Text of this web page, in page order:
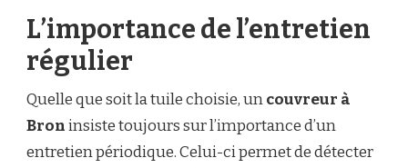
L’importance de l’entretien
régulier
Quelle que soit la tuile choisie, uncouvreur à
Broninsiste toujours sur l’importance d’un
entretien périodique. Celui-ci permet de détecter